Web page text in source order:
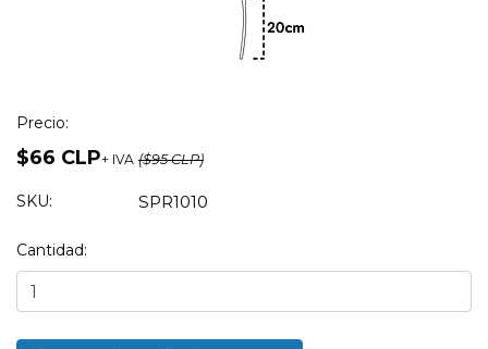
Precio:
$66 CLP+ IVA ($95 CLP)
SKU: SPR1010
Cantidad: